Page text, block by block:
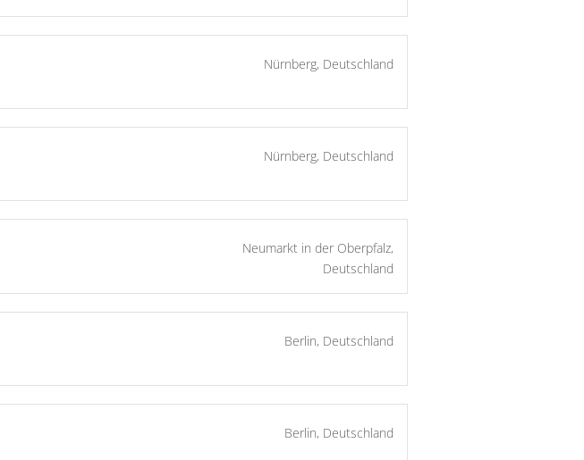
Nürnberg, Deutschland
Nürnberg, Deutschland
Neumarkt in der Oberpfalz,
Deutschland
Berlin, Deutschland
Berlin, Deutschland